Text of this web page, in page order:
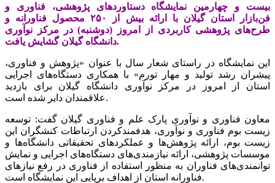
بیست و چهارمین نمایشگاه دستاوردهای پژوهشی، فناوری و
فن‌بازار استان گیلان با ارائه بیش از ۲۵۰ محصول فناورانه و
طرح‌های پژوهشی کاربردی از امروز (دوشنبه) در مرکز نوآوری
دانشگاه گیلان گشایش یافت.
این نمایشگاه در راستای شعار سال با عنوان «پژوهش و فناوری،
پیشران رشد تولید و مهار تورم» با همکاری دستگاه‌های اجرایی
استان از امروز در مرکز نوآوری دانشگاه گیلان برای بازدید
علاقمندان دایر شده است.
معاون فناوری و نوآوری پارک علم و فناوری گیلان گفت: توسعه
زیست بوم فناوری و نوآوری، هدفمندکردن ارتباطات کنشگران این
زیست بوم، ارائه پژوهش‌ها و عملکردهای تحقیقاتی دانشگاه‌ها و
موسسات پژوهشی، ارائه نیازمندی‌های دستگاه‌های اجرایی و نمایش
توانمندی‌های فناوران به منظور استفاده از فناوری در رفع نیازهای
فناورانه استان از اهداف برپایی این نمایشگاه است.